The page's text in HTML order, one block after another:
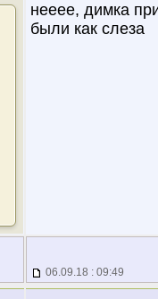
нееее, димка
были как слеза
06.09.18 : 09:49